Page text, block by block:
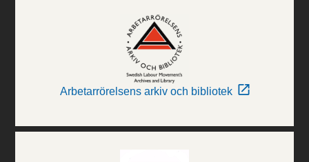
Arbetarrörelsens arkiv och bibliotek